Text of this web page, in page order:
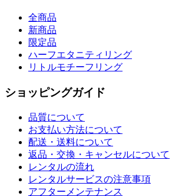
全商品
新商品
限定品
ハーフエタニティリング
リトルモチーフリング
ショッピングガイド
品質について
お支払い方法について
配送・送料について
返品・交換・キャンセルについて
レンタルの流れ
レンタルサービスの注意事項
アフターメンテナンス